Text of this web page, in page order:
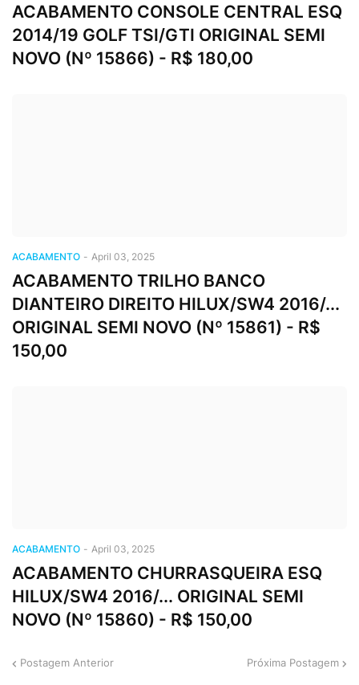
ACABAMENTO CONSOLE CENTRAL ESQ
2014/19 GOLF TSI/GTI ORIGINAL SEMI
NOVO (Nº 15866) - R$ 180,00
ACABAMENTO - April 03, 2025
ACABAMENTO TRILHO BANCO
DIANTEIRO DIREITO HILUX/SW4 2016/...
ORIGINAL SEMI NOVO (Nº 15861) - R$
150,00
ACABAMENTO - April 03, 2025
ACABAMENTO CHURRASQUEIRA ESQ
HILUX/SW4 2016/... ORIGINAL SEMI
NOVO (Nº 15860) - R$ 150,00
Postagem Anterior Próxima Postagem